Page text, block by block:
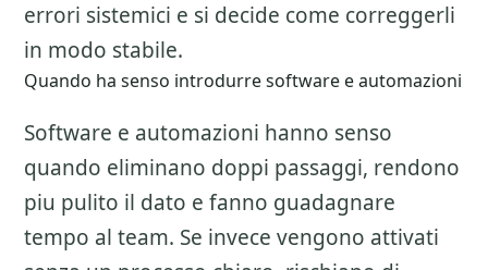
errori sistemici e si decide come correggerli
in modo stabile.
Quando ha senso introdurre software e automazioni
Software e automazioni hanno senso
quando eliminano doppi passaggi, rendono
piu pulito il dato e fanno guadagnare
tempo al team. Se invece vengono attivati